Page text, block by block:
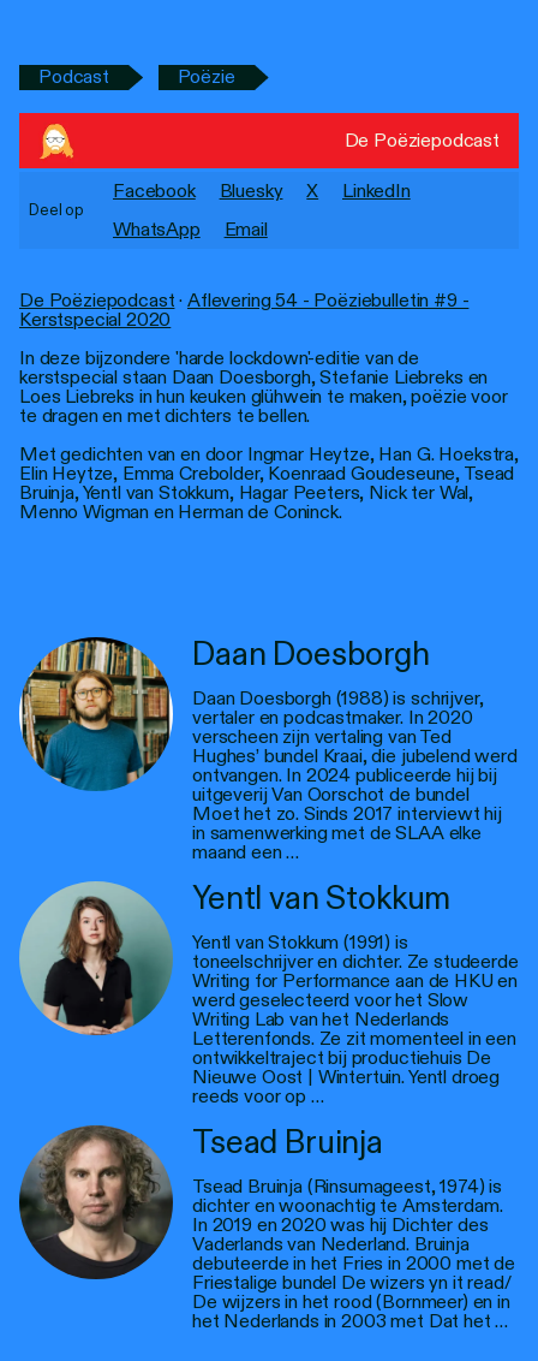
De Poëziepodcast · Aflevering 54 - Poëziebulletin #9 -
Kerstspecial 2020
In deze bijzondere 'harde lockdown'-editie van de
kerstspecial staan Daan Doesborgh, Stefanie Liebreks en
Loes Liebreks in hun keuken glühwein te maken, poëzie voor
te dragen en met dichters te bellen.
Met gedichten van en door Ingmar Heytze, Han G. Hoekstra,
Elin Heytze, Emma Crebolder, Koenraad Goudeseune, Tsead
Bruinja, Yentl van Stokkum, Hagar Peeters, Nick ter Wal,
Menno Wigman en Herman de Coninck.
Podcast Poëzie
De Poëziepodcast
Deel op
Facebook Bluesky X
LinkedIn
WhatsApp
Email
Daan Doesborgh
Daan Doesborgh (1988) is schrijver,
vertaler en podcastmaker. In 2020
verscheen zijn vertaling van Ted
Hughes’ bundel Kraai, die jubelend werd
ontvangen. In 2024 publiceerde hij bij
uitgeverij Van Oorschot de bundel
Moet het zo. Sinds 2017 interviewt hij
in samenwerking met de SLAA elke
maand een …
Yentl van Stokkum
Yentl van Stokkum (1991) is
toneelschrijver en dichter. Ze studeerde
Writing for Performance aan de HKU en
werd geselecteerd voor het Slow
Writing Lab van het Nederlands
Letterenfonds. Ze zit momenteel in een
ontwikkeltraject bij productiehuis De
Nieuwe Oost | Wintertuin. Yentl droeg
reeds voor op …
Tsead Bruinja
Tsead Bruinja (Rinsumageest, 1974) is
dichter en woonachtig te Amsterdam.
In 2019 en 2020 was hij Dichter des
Vaderlands van Nederland. Bruinja
debuteerde in het Fries in 2000 met de
Friestalige bundel De wizers yn it read/
De wijzers in het rood (Bornmeer) en in
het Nederlands in 2003 met Dat het …
Toegankelijkheid
Stadsdichter